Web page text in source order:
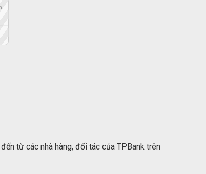
từ các nhà hàng, đối tác của TPBank trên